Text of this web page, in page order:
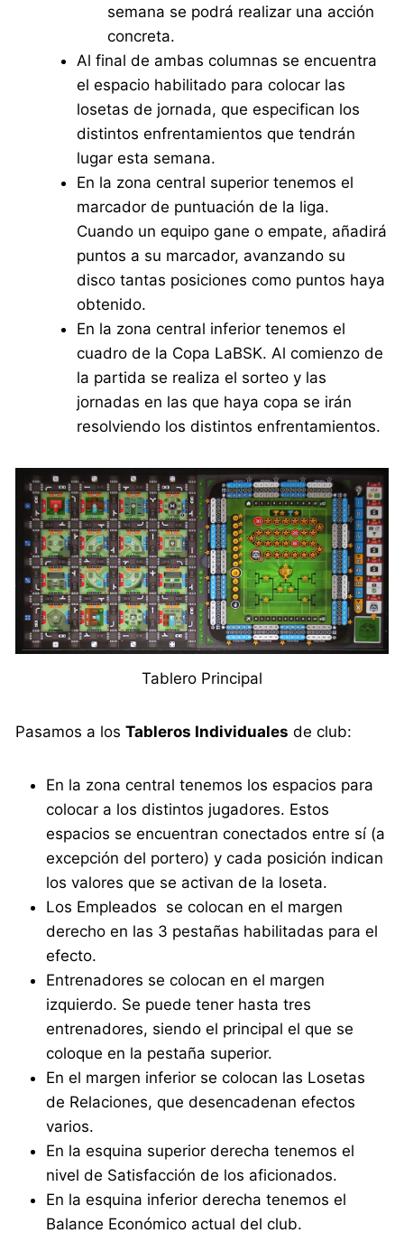
semana se podrá realizar una acción
concreta.
Al final de ambas columnas se encuentra
el espacio habilitado para colocar las
losetas de jornada, que especifican los
distintos enfrentamientos que tendrán
lugar esta semana.
En la zona central superior tenemos el
marcador de puntuación de la liga.
Cuando un equipo gane o empate, añadirá
puntos a su marcador, avanzando su
disco tantas posiciones como puntos haya
obtenido.
En la zona central inferior tenemos el
cuadro de la Copa LaBSK. Al comienzo de
la partida se realiza el sorteo y las
jornadas en las que haya copa se irán
resolviendo los distintos enfrentamientos.
Tablero Principal
Pasamos a losTableros Individuales de club:
En la zona central tenemos los espacios para
colocar a los distintos jugadores. Estos
espacios se encuentran conectados entre sí (a
excepción del portero) y cada posición indican
los valores que se activan de la loseta.
Los Empleados se colocan en el margen
derecho en las 3 pestañas habilitadas para el
efecto.
Entrenadores se colocan en el margen
izquierdo. Se puede tener hasta tres
entrenadores, siendo el principal el que se
coloque en la pestaña superior.
En el margen inferior se colocan las Losetas
de Relaciones, que desencadenan efectos
varios.
En la esquina superior derecha tenemos el
nivel de Satisfacción de los aficionados.
En la esquina inferior derecha tenemos el
Balance Económico actual del club.